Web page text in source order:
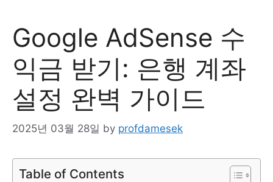
Google AdSense 수
익금 받기: 은행 계좌
설정 완벽 가이드
2025년 03월 28일 by profdamesek
Table of Contents